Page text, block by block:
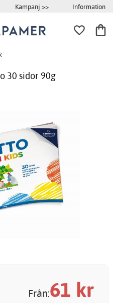
Kampanj >> Information
30 sidor 90g
Från:61 kr